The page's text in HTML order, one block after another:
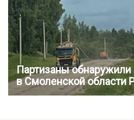
Партизаны
в Смоленской